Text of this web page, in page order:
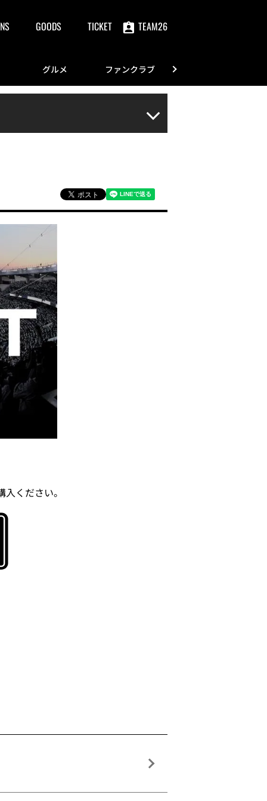
GOODS TICKET TEAM26
グルメ ファンクラブ
ください。